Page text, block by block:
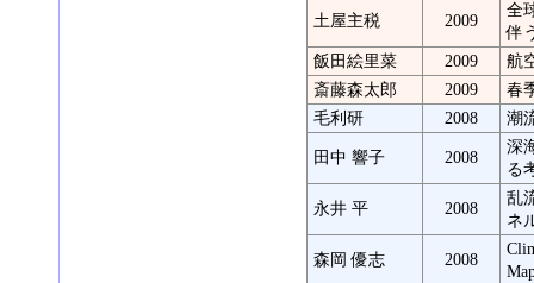
土屋主税 2009
全
伴
飯田絵里菜
2009
航
斎藤森太郎
2009
春
毛利研
2008 潮
田中 響子 2008
深
る
永井 平 2008
乱
ネ
森岡 優志 2008